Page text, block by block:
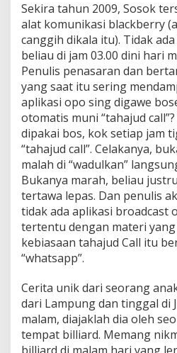
Sekira tahun 2009, Sosok
alat komunikasi blackberry
canggih dikala itu). Tidak
beliau di jam 03.00 dini hari
Penulis penasaran dan
yang saat itu sering
aplikasi opo sing digawe
otomatis muni “tahajud
dipakai bos, kok setiap jam
“tahajud call”. Celakanya,
malah di “wadulkan”
Bukanya marah, beliau
tertawa lepas. Dan penulis
tidak ada aplikasi broadcast
tertentu dengan materi yang
kebiasaan tahajud Call itu
“whatsapp”.
Cerita unik dari seorang
dari Lampung dan tinggal di
malam, diajaklah dia oleh
tempat billiard. Memang